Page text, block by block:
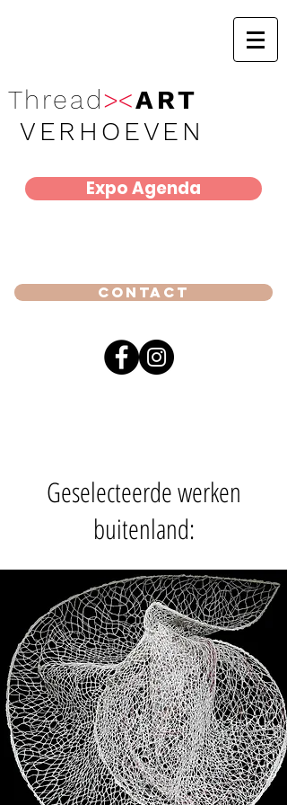
Thread><ART
VERHOEVEN
Expo Agenda
Contact
Geselecteerde werken
buitenland: